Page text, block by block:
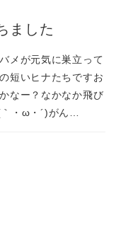
ました
メが元気に巣立って
短いヒナたちですお
なー？なかなか飛び
・ω・´)がん…